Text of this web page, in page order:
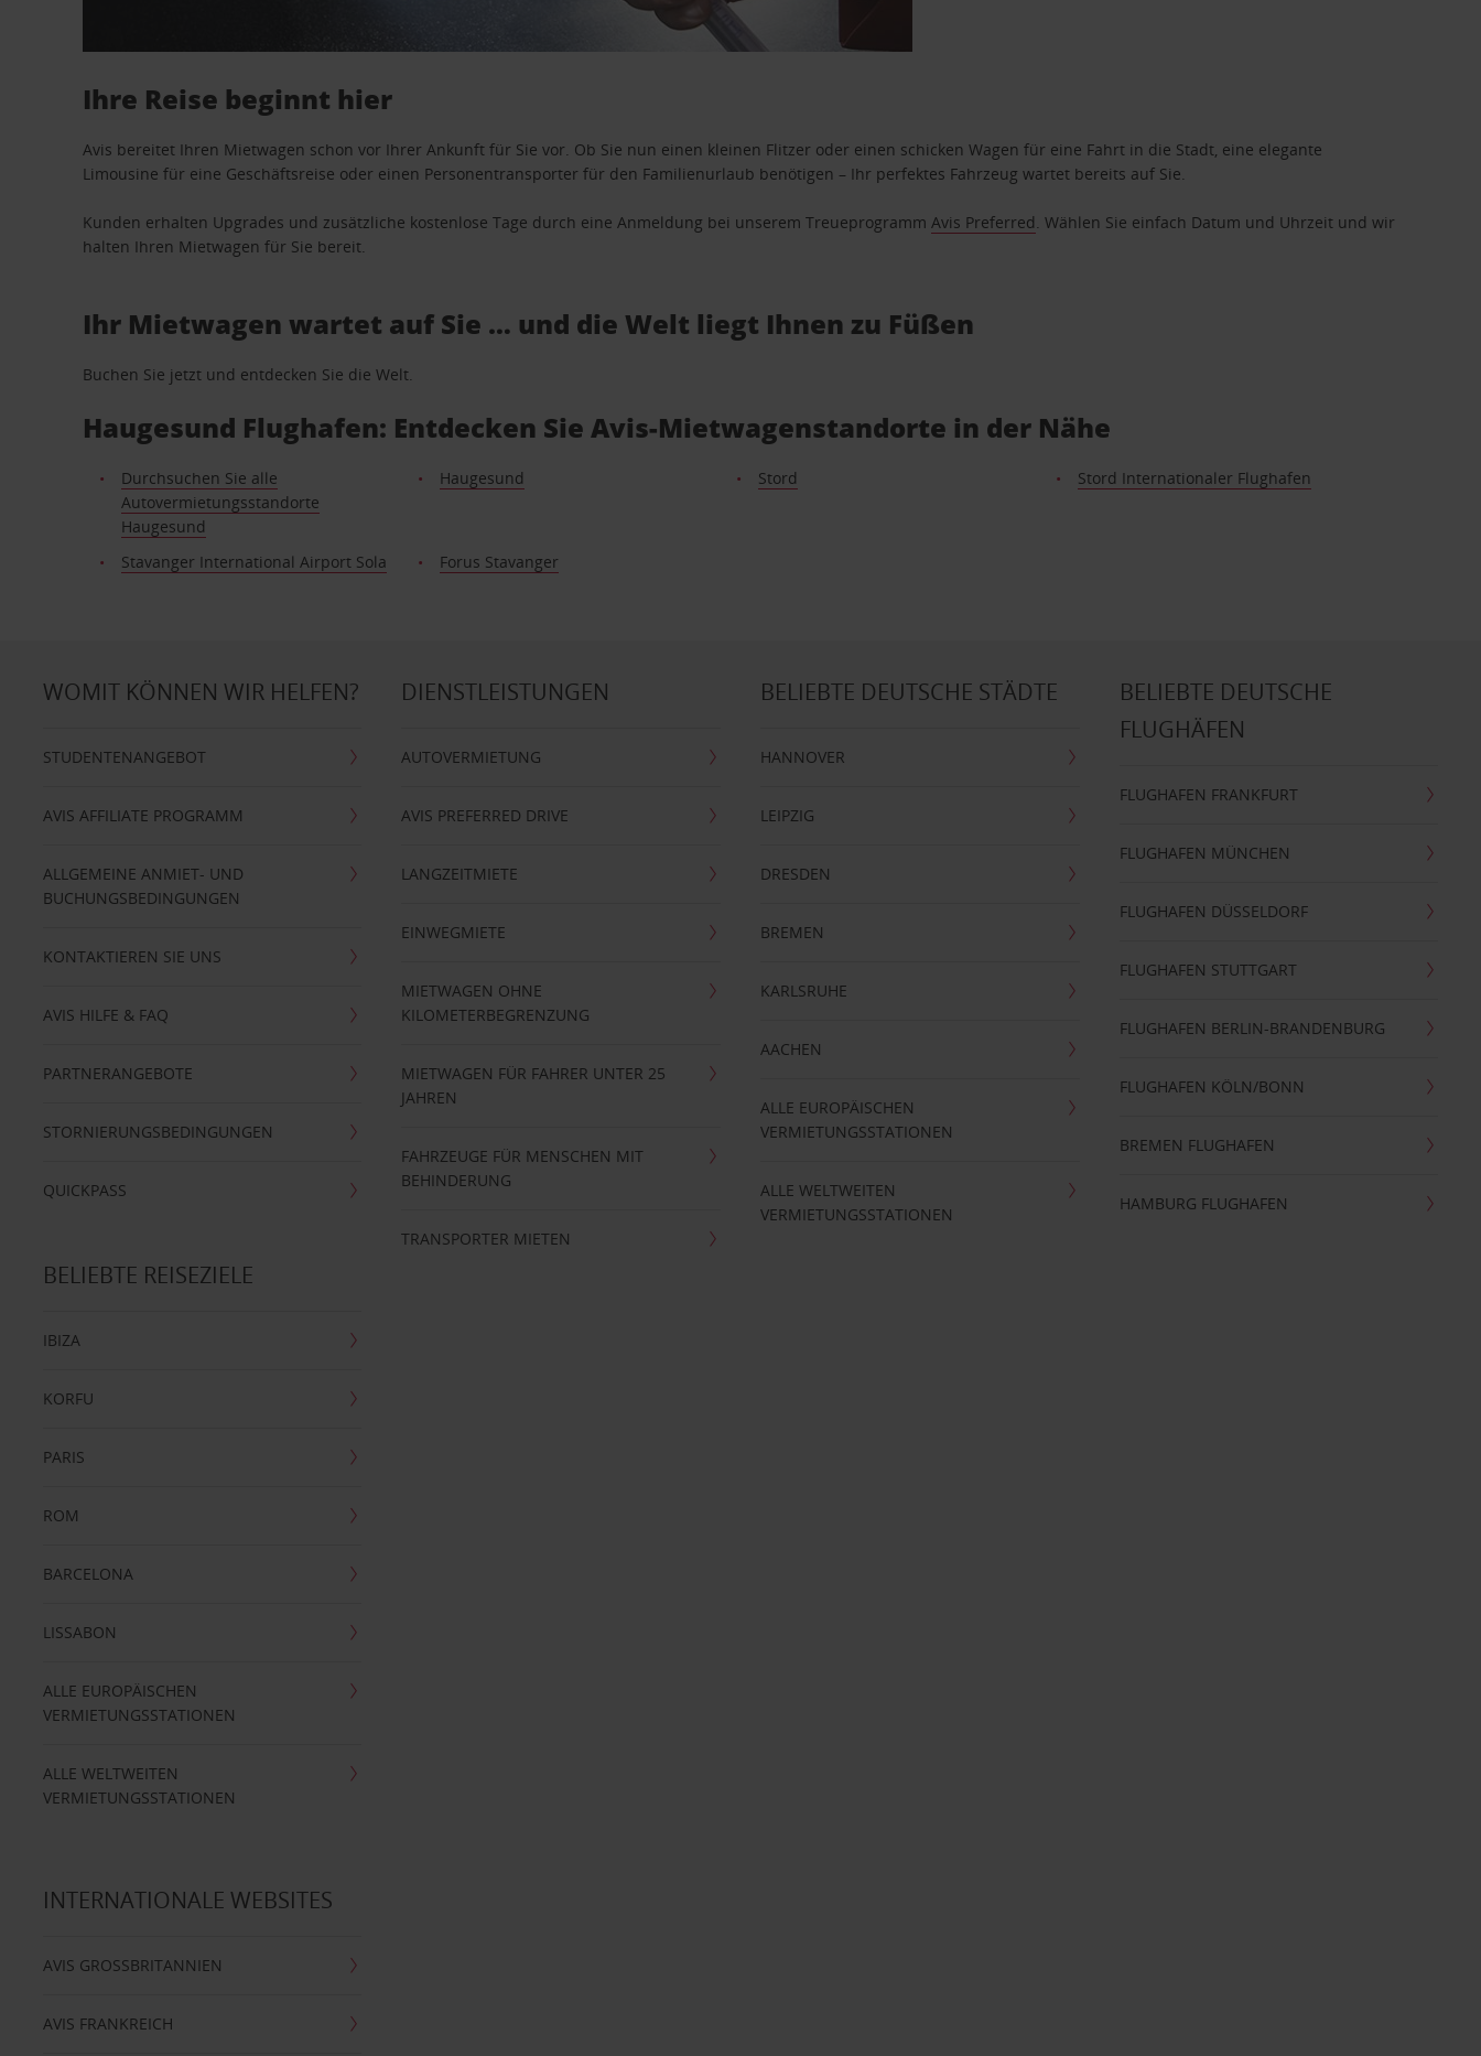
Ihre Reise beginnt hier
Avis bereitet Ihren Mietwagen schon vor Ihrer Ankunft für Sie vor. Ob Sie nun einen kleinen Flitzer oder einen schicken Wagen für eine Fahrt in die Stadt, eine elegante
Limousine für eine Geschäftsreise oder einen Personentransporter für den Familienurlaub benötigen – Ihr perfektes Fahrzeug wartet bereits auf Sie.
Kunden erhalten Upgrades und zusätzliche kostenlose Tage durch eine Anmeldung bei unserem TreueprogrammAvis Preferred. Wählen Sie einfach Datum und Uhrzeit und wir
halten Ihren Mietwagen für Sie bereit.
Ihr Mietwagen wartet auf Sie … und die Welt liegt Ihnen zu Füßen
Buchen Sie jetzt und entdecken Sie die Welt.
Haugesund Flughafen: Entdecken Sie Avis-Mietwagenstandorte in der Nähe
Durchsuchen Sie alle
Autovermietungsstandorte
Haugesund
Haugesund Stord Stord Internationaler Flughafen
Stavanger International Airport Sola Forus Stavanger
WOMIT KÖNNEN WIR HELFEN?
STUDENTENANGEBOT
AVIS AFFILIATE PROGRAMM
ALLGEMEINE ANMIET- UND
BUCHUNGSBEDINGUNGEN
KONTAKTIEREN SIE UNS
AVIS HILFE & FAQ
PARTNERANGEBOTE
STORNIERUNGSBEDINGUNGEN
QUICKPASS
DIENSTLEISTUNGEN
AUTOVERMIETUNG
AVIS PREFERRED DRIVE
LANGZEITMIETE
EINWEGMIETE
MIETWAGEN OHNE
KILOMETERBEGRENZUNG
MIETWAGEN FÜR FAHRER UNTER 25
JAHREN
FAHRZEUGE FÜR MENSCHEN MIT
BEHINDERUNG
TRANSPORTER MIETEN
BELIEBTE DEUTSCHE STÄDTE
HANNOVER
LEIPZIG
DRESDEN
BREMEN
KARLSRUHE
AACHEN
ALLE EUROPÄISCHEN
VERMIETUNGSSTATIONEN
ALLE WELTWEITEN
VERMIETUNGSSTATIONEN
BELIEBTE DEUTSCHE
FLUGHÄFEN
FLUGHAFEN FRANKFURT
FLUGHAFEN MÜNCHEN
FLUGHAFEN DÜSSELDORF
FLUGHAFEN STUTTGART
FLUGHAFEN BERLIN-BRANDENBURG
FLUGHAFEN KÖLN/BONN
BREMEN FLUGHAFEN
HAMBURG FLUGHAFEN
BELIEBTE REISEZIELE
IBIZA
KORFU
PARIS
ROM
BARCELONA
LISSABON
ALLE EUROPÄISCHEN
VERMIETUNGSSTATIONEN
ALLE WELTWEITEN
VERMIETUNGSSTATIONEN
INTERNATIONALE WEBSITES
AVIS GROSSBRITANNIEN
AVIS FRANKREICH